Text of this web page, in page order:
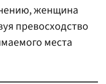
женщина
превосходство
места